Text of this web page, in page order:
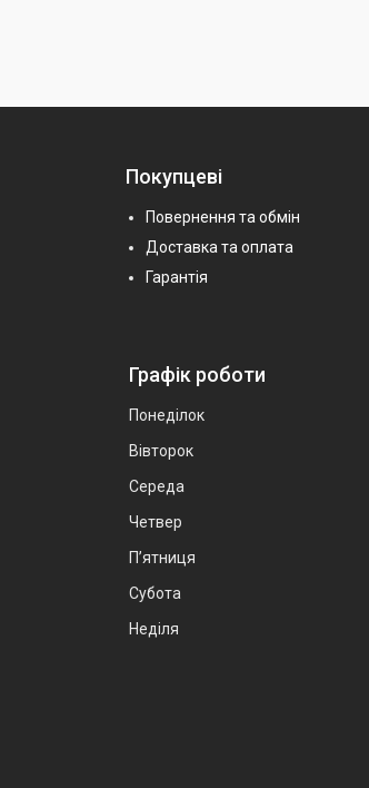
Покупцеві
Повернення та обмін
Доставка та оплата
Гарантія
Графік роботи
Понеділок
Вівторок
Середа
Четвер
Пʼятниця
Субота
Неділя